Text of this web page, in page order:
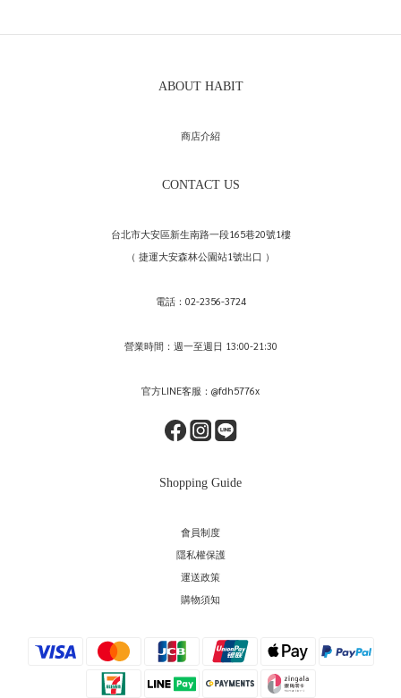
ABOUT HABIT
商店介紹
CONTACT US
台北市大安區新生南路一段165巷20號1樓
（ 捷運大安森林公園站1號出口 ）
電話：02-2356-3724
營業時間：週一至週日 13:00-21:30
官方LINE客服：@fdh5776x
Shopping Guide
會員制度
隱私權保護
運送政策
購物須知